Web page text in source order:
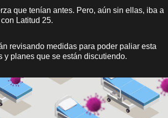
que tenían antes. Pero, aún sin ellas, iba a
Latitud 25.
revisando medidas para poder paliar esta
planes que se están discutiendo.